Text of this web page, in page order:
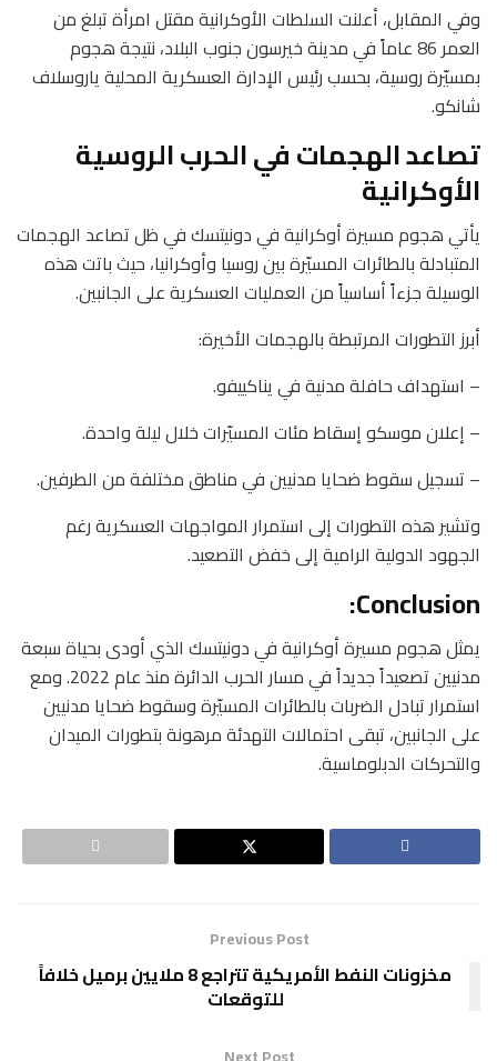
وفي المقابل، أعلنت السلطات الأوكرانية مقتل امرأة تبلغ من
العمر 86 عاماً في مدينة خيرسون جنوب البلاد، نتيجة هجوم
بمسيّرة روسية، بحسب رئيس الإدارة العسكرية المحلية ياروسلاف
شانكو.
تصاعد الهجمات في الحرب الروسية
الأوكرانية
يأتي هجوم مسيرة أوكرانية في دونيتسك في ظل تصاعد الهجمات
المتبادلة بالطائرات المسيّرة بين روسيا وأوكرانيا، حيث باتت هذه
الوسيلة جزءاً أساسياً من العمليات العسكرية على الجانبين.
أبرز التطورات المرتبطة بالهجمات الأخيرة:
– استهداف حافلة مدنية في يناكييفو.
– إعلان موسكو إسقاط مئات المسيّرات خلال ليلة واحدة.
– تسجيل سقوط ضحايا مدنيين في مناطق مختلفة من الطرفين.
وتشير هذه التطورات إلى استمرار المواجهات العسكرية رغم
الجهود الدولية الرامية إلى خفض التصعيد.
Conclusion:
يمثل هجوم مسيرة أوكرانية في دونيتسك الذي أودى بحياة سبعة
مدنيين تصعيداً جديداً في مسار الحرب الدائرة منذ عام 2022. ومع
استمرار تبادل الضربات بالطائرات المسيّرة وسقوط ضحايا مدنيين
على الجانبين، تبقى احتمالات التهدئة مرهونة بتطورات الميدان
والتحركات الدبلوماسية.
Previous Post
مخزونات النفط الأمريكية تتراجع 8 ملايين برميل خلافاً
للتوقعات